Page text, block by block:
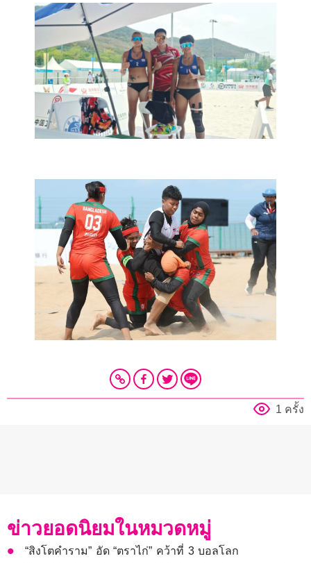
1 ครั้ง
ข่าวยอดนิยมในหมวดหมู่
“สิงโตคำราม” อัด “ตราไก่” คว้าที่ 3 บอลโลก